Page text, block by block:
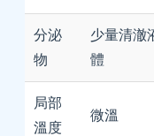
分泌
物
少量清澈
體
局部
溫度
微溫